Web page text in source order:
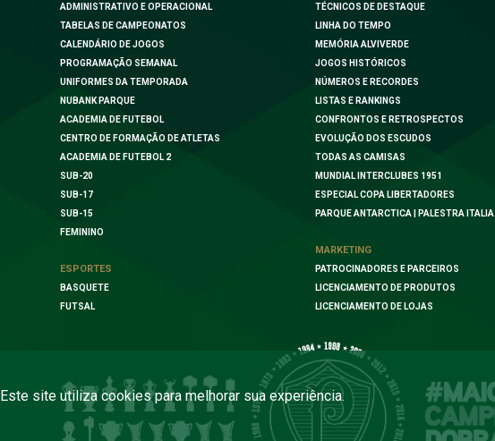
ADMINISTRATIVO E OPERACIONAL
TABELAS DE CAMPEONATOS
CALENDÁRIO DE JOGOS
PROGRAMAÇÃO SEMANAL
UNIFORMES DA TEMPORADA
NUBANK PARQUE
ACADEMIA DE FUTEBOL
CENTRO DE FORMAÇÃO DE ATLETAS
ACADEMIA DE FUTEBOL 2
SUB-20
SUB-17
SUB-15
FEMININO
ESPORTES
BASQUETE
FUTSAL
TÉCNICOS DE DESTAQUE
LINHA DO TEMPO
MEMÓRIA ALVIVERDE
JOGOS HISTÓRICOS
NÚMEROS E RECORDES
LISTAS E RANKINGS
CONFRONTOS E RETROSPECTOS
EVOLUÇÃO DOS ESCUDOS
TODAS AS CAMISAS
MUNDIAL INTERCLUBES 1951
ESPECIAL COPA LIBERTADORES
PARQUE ANTARCTICA | PALESTRA ITALIA
MARKETING
PATROCINADORES E PARCEIROS
LICENCIAMENTO DE PRODUTOS
LICENCIAMENTO DE LOJAS
Este site utiliza cookies para melhorar sua experiência.